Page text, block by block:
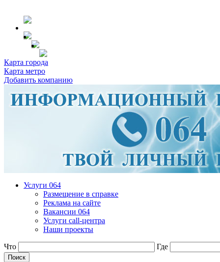
Карта города
Карта метро
Добавить компанию
Услуги 064
Размещение в справке
Реклама на сайте
Вакансии 064
Услуги call-центра
Наши проекты
Что Где